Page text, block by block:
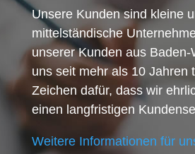
Unsere Kunden sind kleine
mittelständische
unserer Kunden aus Baden-
uns seit mehr als 10 Jahren
Zeichen dafür, dass wir
einen langfristigen
Weitere Informationen für